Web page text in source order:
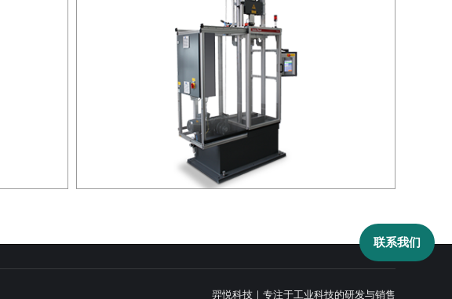
羿悦科技｜专注于工业科技的研发与销售
联系我们